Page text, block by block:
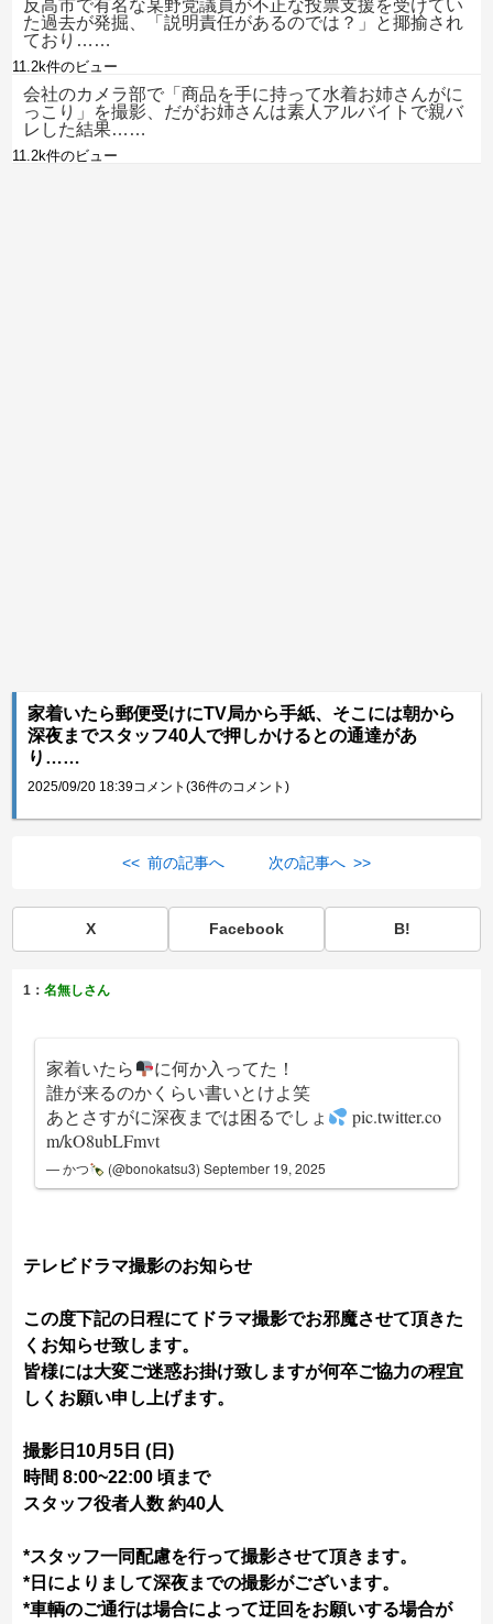
反高市で有名な某野党議員が不正な投票支援を受けてい
た過去が発掘、「説明責任があるのでは？」と揶揄され
ており……
11.2k件のビュー
会社のカメラ部で「商品を手に持って水着お姉さんがに
っこり」を撮影、だがお姉さんは素人アルバイトで親バ
レした結果……
11.2k件のビュー
家着いたら郵便受けにTV局から手紙、そこには朝から
深夜までスタッフ40人で押しかけるとの通達があ
り……
2025/09/20 18:39コメント(36件のコメント)
<< 前の記事へ 次の記事へ >>
X Facebook B!
1：名無しさん
家着いたら
に何か入ってた！
誰が来るのかくらい書いとけよ笑
あとさすがに深夜までは困るでしょ
pic.twitter.co
m/kO8ubLFmvt
— かつ (@bonokatsu3) September 19, 2025
テレビドラマ撮影のお知らせ
この度下記の日程にてドラマ撮影でお邪魔させて頂きた
くお知らせ致します。
皆様には大変ご迷惑お掛け致しますが何卒ご協力の程宜
しくお願い申し上げます。
撮影日10月5日 (日)
時間 8:00~22:00 頃まで
スタッフ役者人数 約40人
*スタッフ一同配慮を行って撮影させて頂きます。
*日によりまして深夜までの撮影がございます。
*車輌のご通行は場合によって迂回をお願いする場合が